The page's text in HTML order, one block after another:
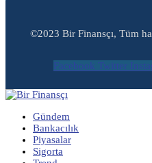
©2023 Bir Finansçı, Tüm
Facebook Twitter
Gündem
Bankacılık
Piyasalar
Sigorta